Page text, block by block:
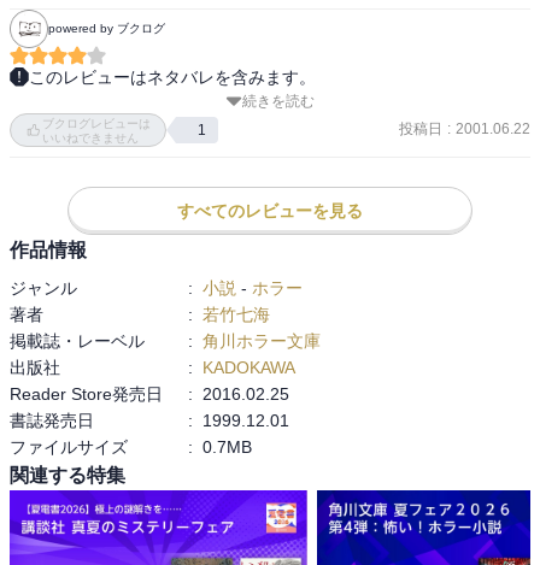
の描写が淡白すぎる気がしていて、もう少しおどろおどろしいほう
が好みではあるんだけど。
powered by ブクログ
このレビューはネタバレを含みます。
金沢市郊外に建つ銀鱗荘ホテル。そこに眠っていたのは今は亡き女
優・曾根繭子にまつわる膨大なコレクションだった。五十三にもの
る異様までの執着を物語っていた。
コレクション公開の為にその封印を解き放った瞬間から次々と奇怪
な現象がホテルを襲う。
それはまるで、繭子が書き残した戯曲を実演するかのように……そ
してその結末は？
さらっとしたライトホラーという感じですね。散布する奇怪な（さ
さいな）出来事は、ホラーという前提があるので、スパイス感覚と
して読めて楽しい。
主人公にも感情移入がしやすいし……というか、これを書くために
あらすじを追ってて、初めて気が付いて、そして驚いたっ！！
この主人公……名前が無い……。凄いですよこれは……なんの違和
感も無く、最後まで読んじゃってたし……参りました。天晴れで
す。やられました。
続きを読む
ブクログレビューは
いいねできません
1 投稿日 : 2001.06.22
すべてのレビューを見る
作品情報
ジャンル : 小説 - ホラー
著者
: 若竹七海
掲載誌・レーベル
: 角川ホラー文庫
出版社
:
KADOKAWA
Reader Store発売日
:
2016.02.25
書誌発売日
:
1999.12.01
ファイルサイズ
: 0.7MB
関連する特集